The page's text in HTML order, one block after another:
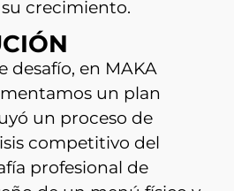
crecimiento.
desafío, en MAKA
un plan
un proceso de
competitivo del
profesional de